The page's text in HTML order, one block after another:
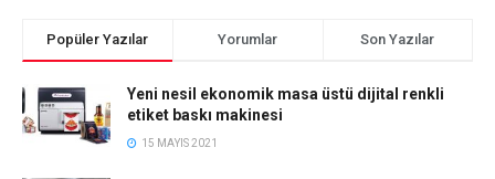
Popüler Yazılar Yorumlar Son Yazılar
Yeni nesil ekonomik masa üstü dijital renkli
etiket baskı makinesi
15 MAYIS 2021